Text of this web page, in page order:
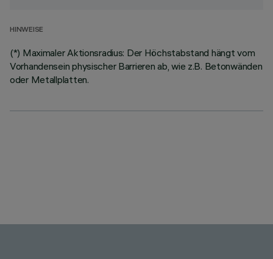
HINWEISE
(*) Maximaler Aktionsradius: Der Höchstabstand hängt vom
Vorhandensein physischer Barrieren ab, wie z.B. Betonwänden
oder Metallplatten.